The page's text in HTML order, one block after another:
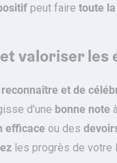
peut faire toute la
valoriser les
reconnaître et de
d’une bonne note
efficace ou des
les progrès de votre